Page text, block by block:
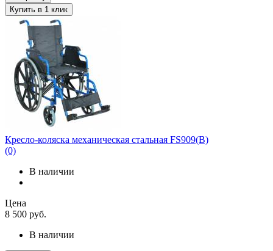
Купить в 1 клик
Кресло-коляска механическая стальная FS909(B)
(0)
В наличии
Цена
8 500 руб.
В наличии